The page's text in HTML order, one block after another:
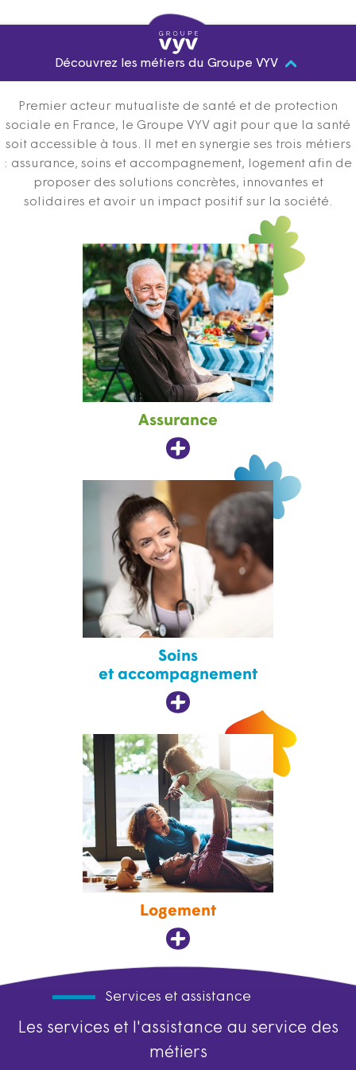
Découvrez les métiers du Groupe VYV
Premier acteur mutualiste de santé et de protection
sociale en France, le Groupe VYV agit pour que la santé
soit accessible à tous. Il met en synergie ses trois métiers
: assurance, soins et accompagnement, logement afin de
proposer des solutions concrètes, innovantes et
solidaires et avoir un impact positif sur la société.
Assurance
Soins
et accompagnement
Logement
Services et assistance
Les services et l'assistance au service des
métiers